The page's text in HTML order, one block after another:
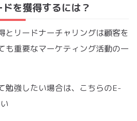
を獲得するには？
とリードナーチャリングは顧客を
も重要なマーケティング活動の一
勉強したい場合は、こちらのE-